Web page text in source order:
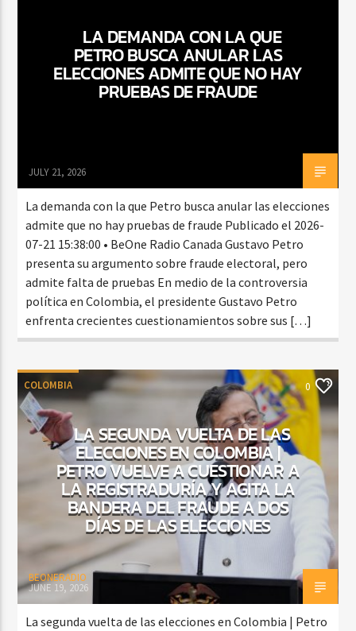
CURRENT SHOW
DJ MIX
2:00 AM
Beone Radio
LA DEMANDA CON LA QUE
PETRO BUSCA ANULAR LAS
ELECCIONES ADMITE QUE NO HAY
PRUEBAS DE FRAUDE
JULY 21, 2026
La demanda con la que Petro busca anular las elecciones
admite que no hay pruebas de fraude Publicado el 2026-
07-21 15:38:00 • BeOne Radio Canada Gustavo Petro
presenta su argumento sobre fraude electoral, pero
admite falta de pruebas En medio de la controversia
política en Colombia, el presidente Gustavo Petro
enfrenta crecientes cuestionamientos sobre sus […]
COLOMBIA 0
LA SEGUNDA VUELTA DE LAS
ELECCIONES EN COLOMBIA |
PETRO VUELVE A CUESTIONAR A
LA REGISTRADURÍA Y AGITA LA
BANDERA DEL FRAUDE A DOS
DÍAS DE LAS ELECCIONES
BEONERADIO
JUNE 19, 2026
La segunda vuelta de las elecciones en Colombia | Petro